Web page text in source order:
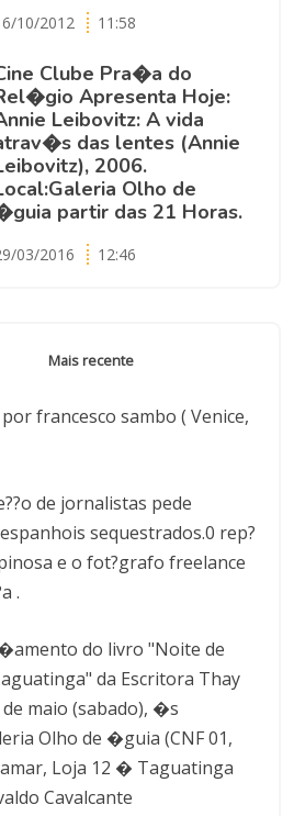
10/2012 11:58
Clube Pra�a do
Apresenta Hoje:
Leibovitz: A vida
das lentes (Annie
2006.
Olho de
partir das 21 Horas.
03/2016 12:46
Mais recente
francesco sambo ( Venice,
de jornalistas pede
sequestrados.0 rep?
e o fot?grafo freelance
.
do livro "Noite de
da Escritora Thay
maio (sabado), �s
Olho de �guia (CNF 01,
Loja 12 � Taguatinga
Cavalcante